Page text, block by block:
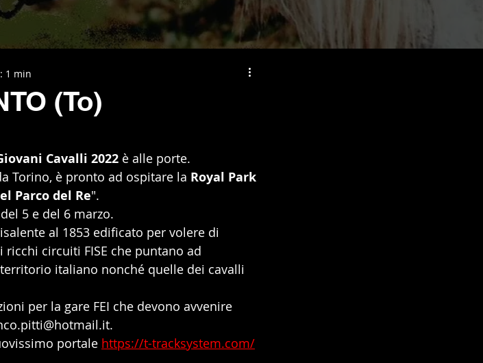
(To)
1 min
Cavalli 2022 è alle porte.
Torino, è pronto ad ospitare la Royal Park
Parco del Re".
5 e del 6 marzo.
al 1853 edificato per volere di
ricchi circuiti FISE che puntano ad
italiano nonché quelle dei cavalli
per la gare FEI che devono avvenire
portale https://t-tracksystem.com/